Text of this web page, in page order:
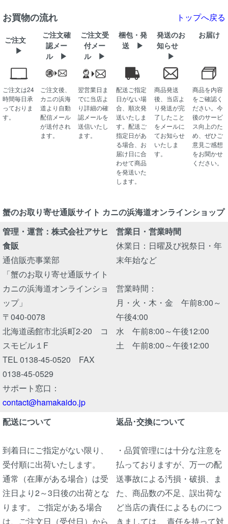
お買物の流れ トップへ戻る
ご注文
▶
ご注文確
認メー
ル ▶
ご注文受
付メー
ル ▶
梱包・発
送 ▶
発送のお
知らせ
▶
お届け
ご注文は24
時間毎日承
っておりま
す。
ご注文後、
カニの浜海
道より自動
配信メール
が送付され
ます。
翌営業日ま
でに当店よ
り詳細の確
認メールを
送信いたし
ます。
配送ご指定
日がない場
合、順次発
送いたしま
す。配送ご
指定日があ
る場合、お
届け日に合
わせて商品
を発送いた
します。
商品発送
後、当店よ
り発送が完
了したこと
をメールに
てお知らせ
いたしま
す。
商品を内容
をご確認く
ださい。今
後のサービ
ス向上のた
め、ぜひご
意見ご感想
をお聞かせ
ください。
蟹のお取り寄せ通販サイト カニの浜海道オンラインショップ
管理・運営：株式会社アサヒ
食販
通信販売事業部
「蟹のお取り寄せ通販サイト
カニの浜海道オンラインショ
ップ」
〒040-0078
北海道函館市北浜町2-20 コ
スモビル１F
TEL 0138-45-0520 FAX
0138-45-0529
サポート窓口：
contact@hamakaido.jp
営業日・営業時間
休業日：日曜及び祝祭日・年
末年始など
営業時間：
月・火・木・金 午前8:00～
午後4:00
水 午前8:00～午後12:00
土 午前8:00～午後12:00
配送について
到着日にご指定がない限り、
受付順に出荷いたします。
通常（在庫がある場合）は受
注日より2～3日後の出荷とな
ります。 ご指定がある場合
は、ご注文日（受付日）から
返品･交換について
・品質管理には十分な注意を
払っておりますが、万一の配
送事故による汚損・破損、ま
た、商品数の不足、誤出荷な
ど当店の責任によるものにつ
きましては、 責任を持って対